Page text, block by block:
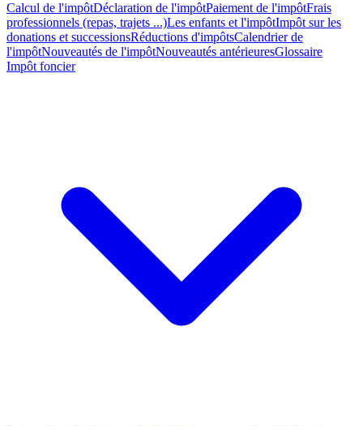
Calcul de l'impôtDéclaration de l'impôtPaiement de l'impôtFrais
professionnels (repas, trajets ...)Les enfants et l'impôtImpôt sur les
donations et successionsRéductions d'impôtsCalendrier de
l'impôtNouveautés de l'impôtNouveautés antérieuresGlossaire
Impôt foncier